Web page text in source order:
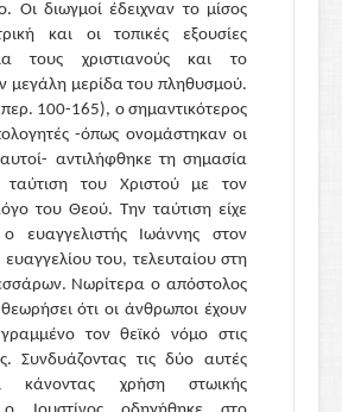
Οι διωγμοί έδειχναν το μίσος
και οι τοπικές εξουσίες
τους χριστιανούς και το
μεγάλη μερίδα του πληθυσμού.
100-165), ο σημαντικότερος
-όπως ονομάστηκαν οι
αντιλήφθηκε τη σημασία
του Χριστού με τον
του Θεού. Την ταύτιση είχε
ο ευαγγελιστής Ιωάννης στον
του, τελευταίου στη
Νωρίτερα ο απόστολος
ότι οι άνθρωποι έχουν
τον θεϊκό νόμο στις
Συνδυάζοντας τις δύο αυτές
κάνοντας χρήση στωικής